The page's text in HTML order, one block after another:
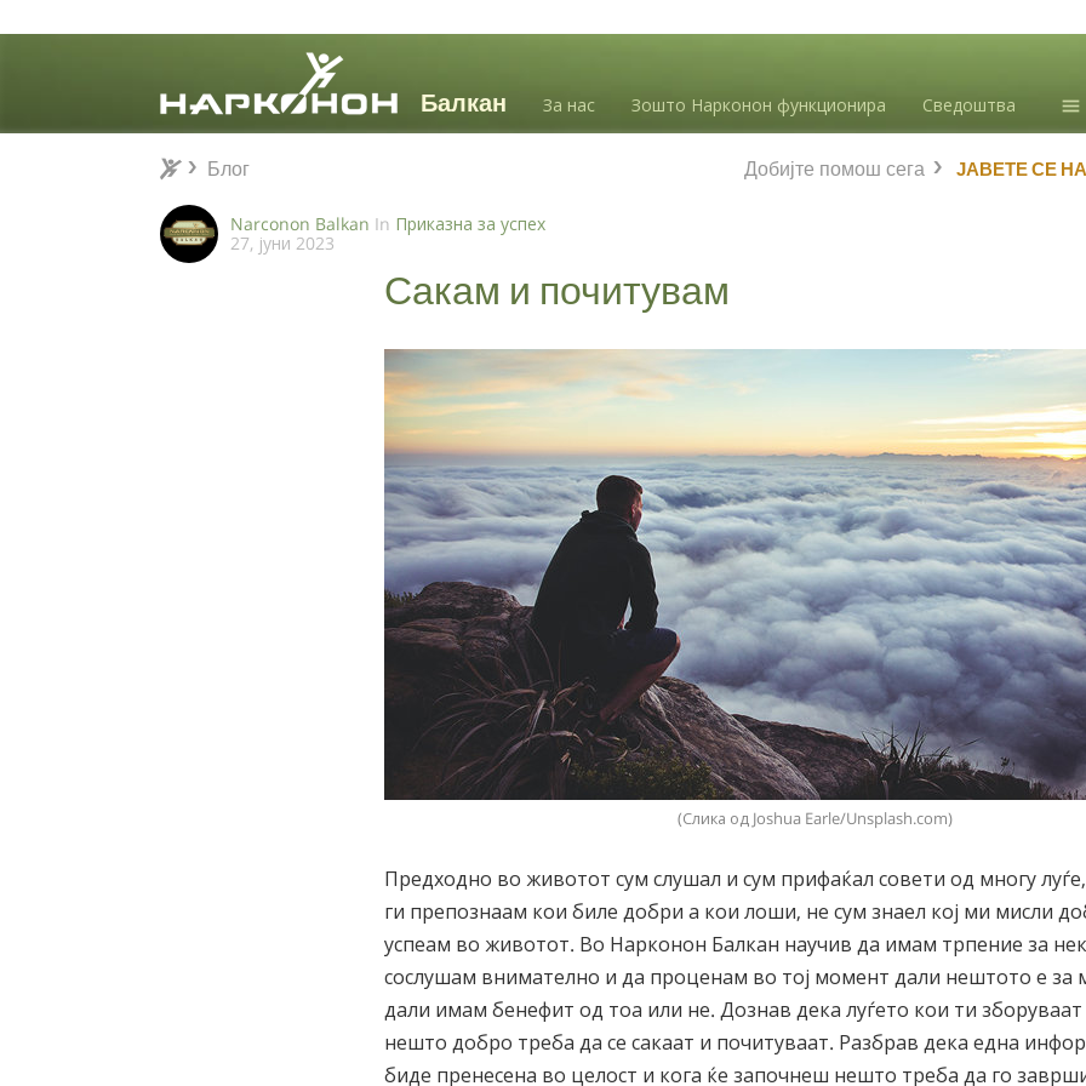
За нас Зошто Нарконон функционира Сведоштва
⨯ ЈАВЕТЕ СЕ НА
Добијте помош сега
Блог
Narconon Balkan In Приказна за успех
27, јуни 2023
Сакам и почитувам
(Слика од Joshua Earle/Unsplash.com)
Предходно во животот сум слушал и сум прифаќал совети од многу
ги препознаам кои биле добри а кои лоши, не сум знаел кој ми мисли
успеам во животот. Во Нарконон Балкан научив да имам трпение за
сослушам внимателно и да проценам во тој момент дали нештото е за
дали имам бенефит од тоа или не. Дознав дека луѓето кои ти
нешто добро треба да се сакаат и почитуваат. Разбрав дека една
биде пренесена во целост и кога ќе започнеш нешто треба да го
Блог